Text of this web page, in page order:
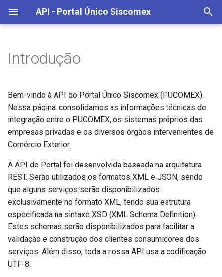
API - Portal Único Siscomex
i
a
l
z
a
n
d
a
Aspectos Gerais
Chaves de Acesso
Ambientes
Autenticação
Anexação Eletrônica
Cadastro de Atributos
Catálogo de Produtos
Classificação Fiscal de
Mercadoria
Controle de Carga e
Trânsito
Importação
Declaração Única de
Depositários
Receita Federal
Secex
Sefaz
Consulta
Dados de Apoio
Documentação adicional -
de consulta individual
de consulta em lote
Controle de Carga e
Trânsito Exportação
Declaração Única de
Exportação
LPCO
Notificação de eventos push
Eventos Catálogo de Produtos
CCT Exportação
Declaração Única de
Exportação
Declaração Única de
Importação
Remessas Internacionais
Próxima release ↗
Release Paraná
Release Zambeze
Release Negro/Purus
Release Tocantins
Release Inn
Release Volga
Release Hamza
Release Apa
Introdução
Bem-vindo à API do Portal Único Siscomex (PUCOMEX).
Nessa página, consolidamos as informações técnicas de
integração entre o PUCOMEX, os sistemas próprios das
empresas privadas e os diversos órgãos intervenientes de
Comércio Exterior.
A API do Portal foi desenvolvida baseada na arquitetura
REST. Serão utilizados os formatos XML e JSON, sendo
que alguns serviços serão disponibilizados
exclusivamente no formato XML, tendo sua estrutura
especificada na sintaxe XSD (XML Schema Definition).
Estes schemas serão disponibilizados para facilitar a
validação e construção dos clientes consumidores dos
serviços. Além disso, toda a nossa API usa a codificação
UTF-8.